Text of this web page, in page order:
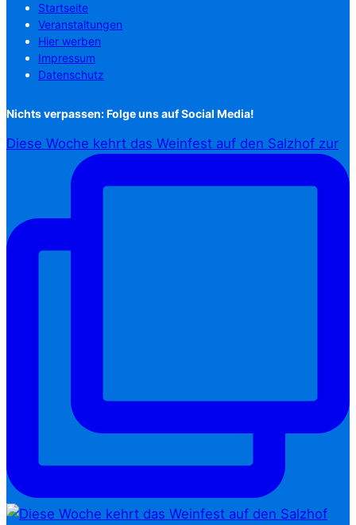
Startseite
Veranstaltungen
Hier werben
Impressum
Datenschutz
Nichts verpassen: Folge uns auf Social Media!
Diese Woche kehrt das Weinfest auf den Salzhof zur